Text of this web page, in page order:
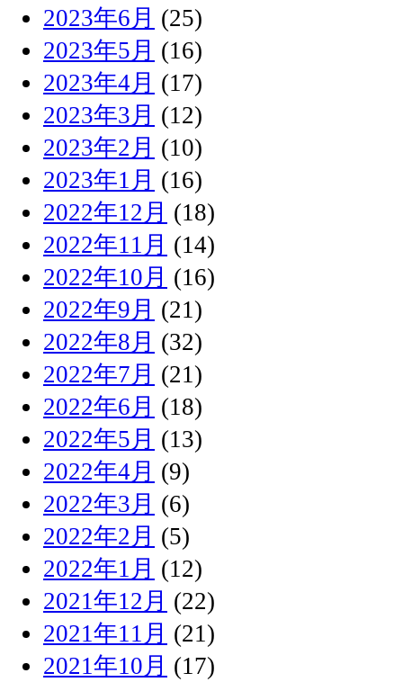
2023年6月 (25)
2023年5月 (16)
2023年4月 (17)
2023年3月 (12)
2023年2月 (10)
2023年1月 (16)
2022年12月 (18)
2022年11月 (14)
2022年10月 (16)
2022年9月 (21)
2022年8月 (32)
2022年7月 (21)
2022年6月 (18)
2022年5月 (13)
2022年4月 (9)
2022年3月 (6)
2022年2月 (5)
2022年1月 (12)
2021年12月 (22)
2021年11月 (21)
2021年10月 (17)